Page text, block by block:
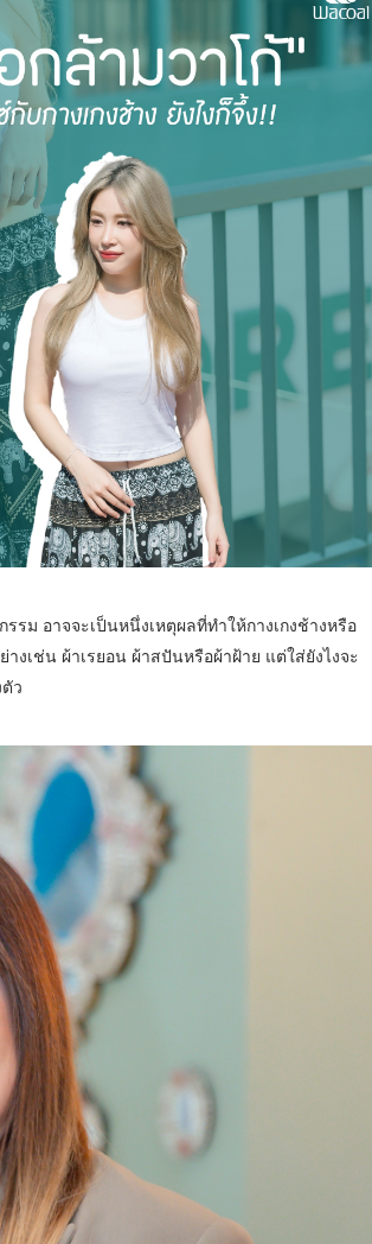
รม อาจจะเป็นหนึ่งเหตุผลที่ทำให้กางเกงช้างหรือ
งเช่น ผ้าเรยอน ผ้าสปันหรือผ้าฝ้าย แต่ใส่ยังไงจะ
ว